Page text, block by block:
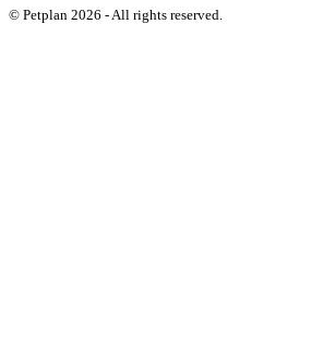
© Petplan 2026 - All rights reserved.